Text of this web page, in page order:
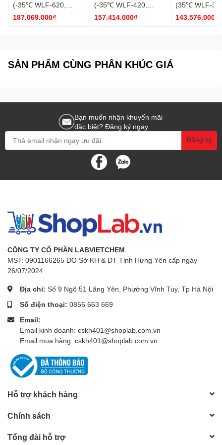
Quy cách
đóng gói:
(-35℃ WLF-620,
120V) DH.WLF01620
187.069.000₫
(-35℃ WLF-420,
120V) DH.WLF01420
157.414.000₫
(35℃ WLF-
143.576.000₫
SẢN PHẨM CÙNG PHÂN KHÚC GIÁ
Bạn muốn nhận khuyến mãi
đặc biệt? Đăng ký ngay.
Đăng ký
CÔNG TY CỔ PHẦN LABVIETCHEM
MST: 0901166265 DO Sở KH & ĐT Tỉnh Hưng Yên cấp ngày
26/07/2024
Địa chỉ: Số 9 Ngõ 51 Lãng Yên, Phường Vĩnh Tuy, Tp Hà Nội
Số điện thoại: 0856 663 669
Email:
Email kinh doanh: cskh401@shoplab.com.vn
Email mua hàng: cskh401@shoplab.com.vn
Hỗ trợ khách hàng
Chính sách
Tổng đài hỗ trợ